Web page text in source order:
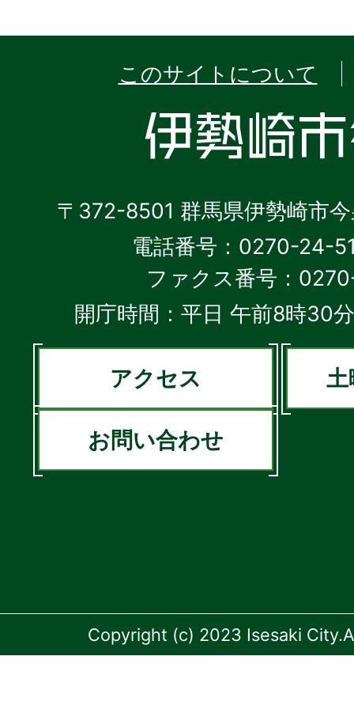
このサイトについて
〒372-8501 群馬県伊勢崎市
電話番号：0270-24-
ファクス番号：
開庁時間：平日 午前8時30
アクセス 土
お問い合わせ
Copyright (c) 2023 Isesaki